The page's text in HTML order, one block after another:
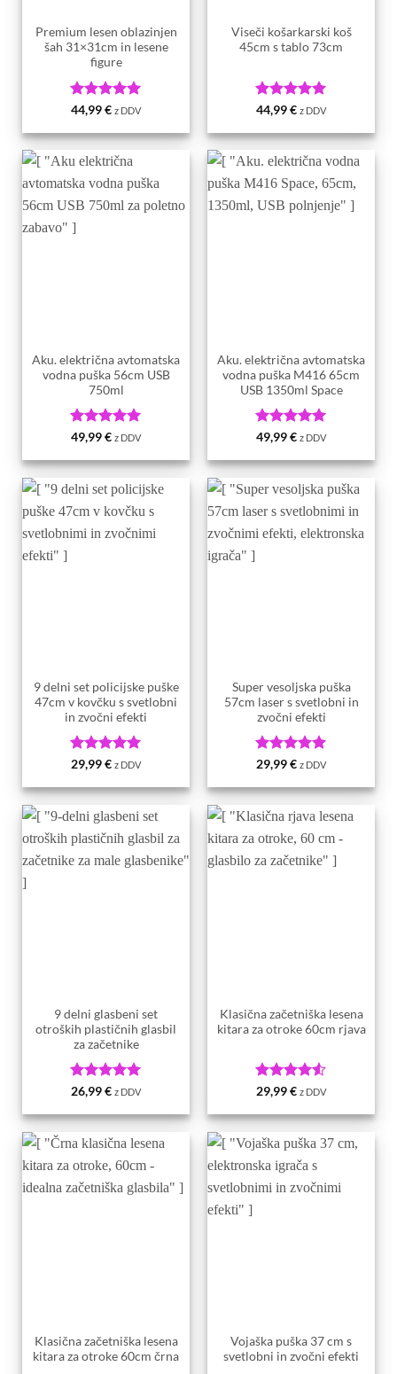
Premium lesen oblazinjen
šah 31×31cm in lesene
figure
Ocenjeno5
44,99€ z DDV
Viseči košarkarski koš
45cm s tablo 73cm
Ocenjeno5
44,99€ z DDV
Aku. električna avtomatska
vodna puška 56cm USB
750ml
Ocenjeno5
49,99€ z DDV
Aku. električna avtomatska
vodna puška M416 65cm
USB 1350ml Space
Ocenjeno5
49,99€ z DDV
9 delni set policijske puške
47cm v kovčku s svetlobni
in zvočni efekti
Ocenjeno5
29,99€ z DDV
Super vesoljska puška
57cm laser s svetlobni in
zvočni efekti
Ocenjeno5
29,99€ z DDV
9 delni glasbeni set
otroških plastičnih glasbil
za začetnike
Ocenjeno5
26,99€ z DDV
Klasična začetniška lesena
kitara za otroke 60cm rjava
Ocenjeno
29,99€ z DDV
Klasična začetniška lesena
kitara za otroke 60cm črna
Vojaška puška 37 cm s
svetlobni in zvočni efekti